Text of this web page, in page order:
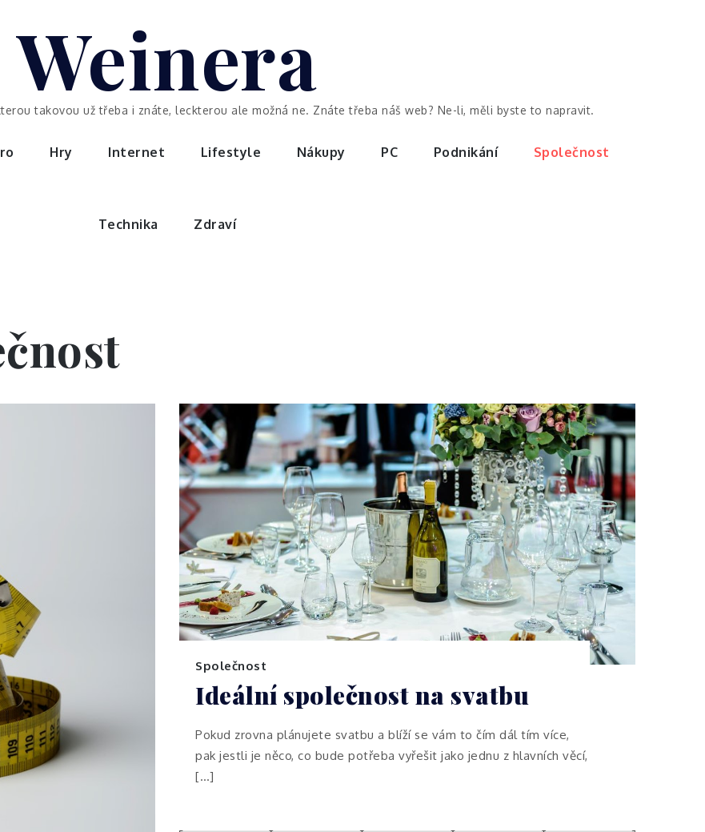
Weinera
takovou už třeba i znáte, leckterou ale možná ne. Znáte třeba náš web? Ne-li, měli byste to napravit.
Hry Internet Lifestyle Nákupy PC Podnikání Společnost
Technika Zdraví
Společnost
Ideální společnost na svatbu
Pokud zrovna plánujete svatbu a blíží se vám to čím dál tím více,
pak jestli je něco, co bude potřeba vyřešit jako jednu z hlavních věcí,
[…]